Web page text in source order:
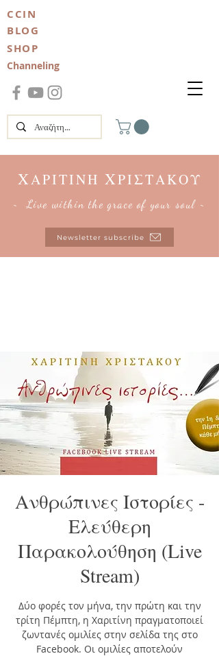
ΧΑΡΙΤΙΝΗ ΧΡΙΣΤΑΚΟΥ
~ Live within the grace of your soul ~
Newsletter subscribe
CCIN
BLOG
SHOP
Channeling
Ανθρώπινες Ιστορίες -
Ελεύθερη
Παρακολούθηση (Live
Stream)
Δύο φορές τον μήνα, την πρώτη και την
τρίτη Πέμπτη, η Χαριτίνη πραγματοποιεί
ζωντανές ομιλίες στην σελίδα της στο
Facebook. Οι ομιλίες αποτελούν